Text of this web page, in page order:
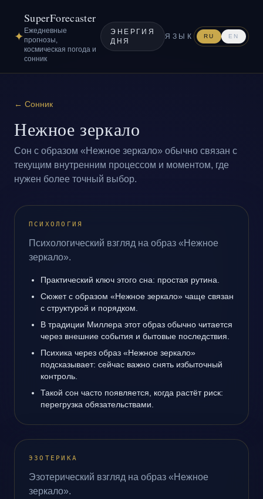
✦
SuperForecaster
Ежедневные
прогнозы,
космическая погода и
сонник
ЭНЕРГИЯ
ДНЯ
ЯЗЫК RU EN
← Сонник
Нежное зеркало
Сон с образом «Нежное зеркало» обычно связан с
текущим внутренним процессом и моментом, где
нужен более точный выбор.
ПСИХОЛОГИЯ
Психологический взгляд на образ «Нежное
зеркало».
Практический ключ этого сна: простая рутина.
Сюжет с образом «Нежное зеркало» чаще связан
с структурой и порядком.
В традиции Миллера этот образ обычно читается
через внешние события и бытовые последствия.
Психика через образ «Нежное зеркало»
подсказывает: сейчас важно снять избыточный
контроль.
Такой сон часто появляется, когда растёт риск:
перегрузка обязательствами.
ЭЗОТЕРИКА
Эзотерический взгляд на образ «Нежное
зеркало».